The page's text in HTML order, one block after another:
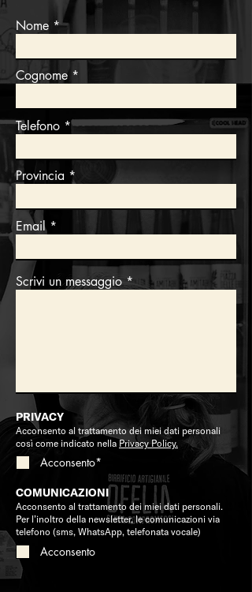
Nome
Cognome
Telefono
Provincia
Email
Scrivi un messaggio
PRIVACY
Acconsento al trattamento dei miei dati personali
così come indicato nella Privacy Policy.
Acconsento*
COMUNICAZIONI
Acconsento al trattamento dei miei dati personali.
Per l’inoltro della newsletter, le comunicazioni via
telefono (sms, WhatsApp, telefonata vocale)
Acconsento